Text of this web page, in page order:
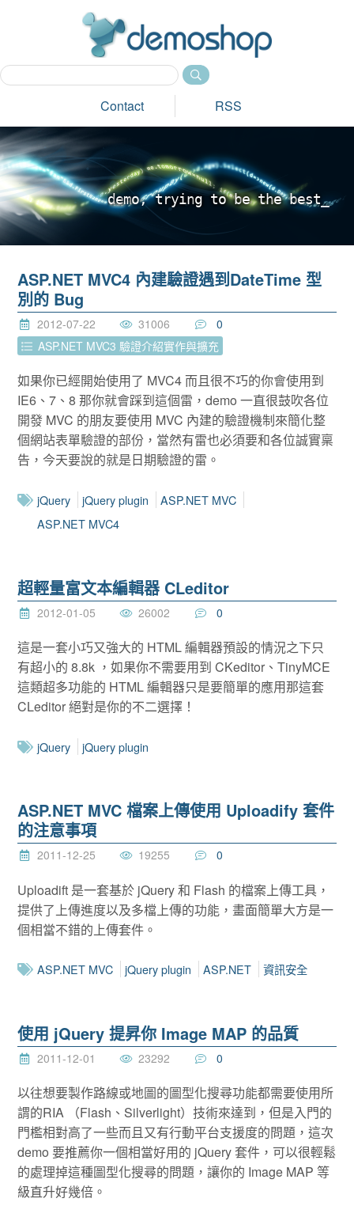
Contact RSS
demo, trying to be the best_
ASP.NET MVC4 內建驗證遇到DateTime 型
別的 Bug
2012-07-22 31006
0
ASP.NET MVC3 驗證介紹實作與擴充
如果你已經開始使用了 MVC4 而且很不巧的你會使用到
IE6、7、8 那你就會踩到這個雷，demo 一直很鼓吹各位
開發 MVC 的朋友要使用 MVC 內建的驗證機制來簡化整
個網站表單驗證的部份，當然有雷也必須要和各位誠實稟
告，今天要說的就是日期驗證的雷。
jQuery jQuery plugin
ASP.NET MVC
ASP.NET MVC4
超輕量富文本編輯器 CLeditor
2012-01-05 26002 0
這是一套小巧又強大的 HTML 編輯器預設的情況之下只
有超小的 8.8k ，如果你不需要用到 CKeditor、TinyMCE
這類超多功能的 HTML 編輯器只是要簡單的應用那這套
CLeditor 絕對是你的不二選擇！
jQuery jQuery plugin
ASP.NET MVC 檔案上傳使用 Uploadify 套件
的注意事項
2011-12-25 19255 0
Uploadift 是一套基於 jQuery 和 Flash 的檔案上傳工具，
提供了上傳進度以及多檔上傳的功能，畫面簡單大方是一
個相當不錯的上傳套件。
ASP.NET MVC jQuery plugin ASP.NET 資訊安全
使用 jQuery 提昇你 Image MAP 的品質
2011-12-01 23292 0
以往想要製作路線或地圖的圖型化搜尋功能都需要使用所
謂的RIA （Flash、Silverlight）技術來達到，但是入門的
門檻相對高了一些而且又有行動平台支援度的問題，這次
demo 要推薦你一個相當好用的 jQuery 套件，可以很輕鬆
的處理掉這種圖型化搜尋的問題，讓你的 Image MAP 等
級直升好幾倍。